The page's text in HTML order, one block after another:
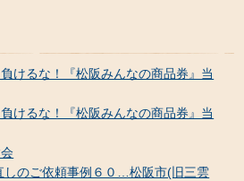
けるな！『松阪みんなの商品券』当
けるな！『松阪みんなの商品券』当
しのご依頼事例６０…松阪市(旧三雲